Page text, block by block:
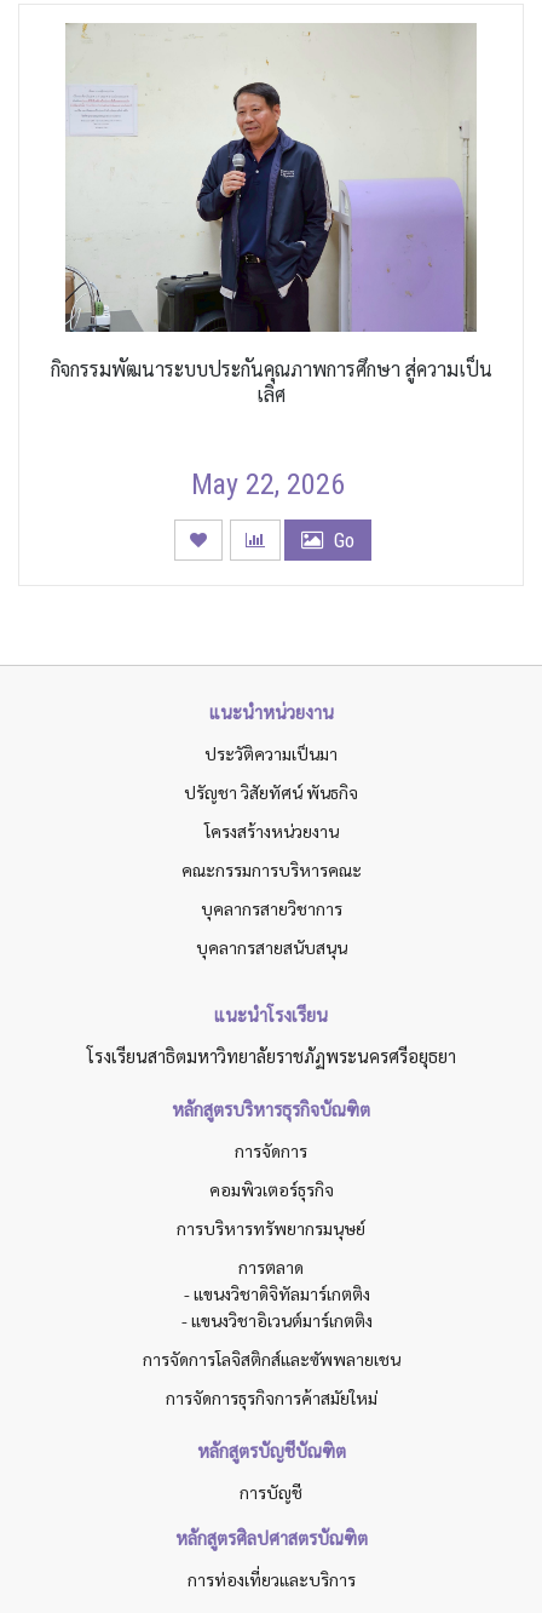
กิจกรรมพัฒนาระบบประกันคุณภาพการศึกษา สู่ความเป็น
เลิศ
May 22, 2026
Go
แนะนำหน่วยงาน
ประวัติความเป็นมา
ปรัญชา วิสัยทัศน์ พันธกิจ
โครงสร้างหน่วยงาน
คณะกรรมการบริหารคณะ
บุคลากรสายวิชาการ
บุคลากรสายสนับสนุน
แนะนำโรงเรียน
โรงเรียนสาธิตมหาวิทยาลัยราชภัฏพระนครศรีอยุธยา
หลักสูตรบริหารธุรกิจบัณฑิต
การจัดการ
คอมพิวเตอร์ธุรกิจ
การบริหารทรัพยากรมนุษย์
การตลาด
- แขนงวิชาดิจิทัลมาร์เกตติง
- แขนงวิชาอิเวนต์มาร์เกตติง
การจัดการโลจิสติกส์และซัพพลายเชน
การจัดการธุรกิจการค้าสมัยใหม่
หลักสูตรบัญชีบัณฑิต
การบัญชี
หลักสูตรศิลปศาสตรบัณฑิต
การท่องเที่ยวและบริการ